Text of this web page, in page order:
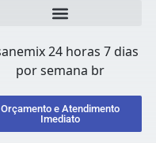
Orçamento e Atendimento
Imediato